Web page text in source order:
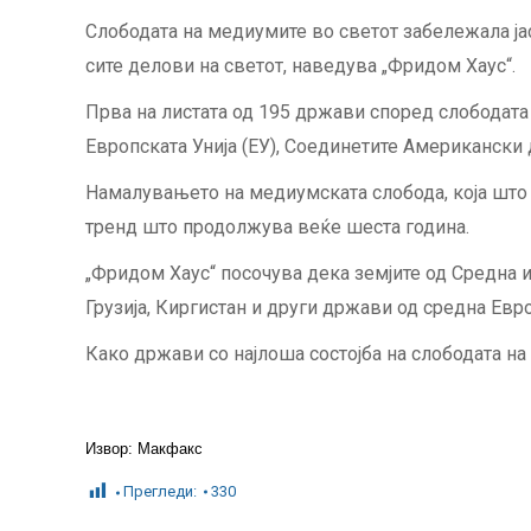
Слободата на медиумите во светот забележала
сите делови на светот, наведува „Фридом Хаус“.
Прва на листата од 195 држави според
Европската Унија (ЕУ), Соединетите
Намалувањето на медиумската слобода, која
тренд што продолжува веќе шеста година.
„Фридом Хаус“ посочува дека земјите од
Грузија, Киргистан и други држави од средна
Како држави со најлоша состојба на слободата
Извор: Макфакс
Прегледи: 330